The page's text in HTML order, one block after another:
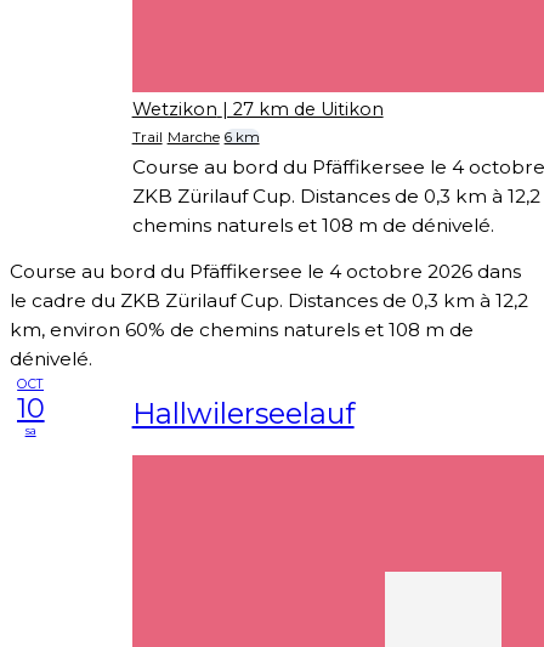
Wetzikon | 27 km de Uitikon
Trail Marche 6 km
Course au bord du Pfäffikersee le 4
ZKB Zürilauf Cup. Distances de 0,3 km à
chemins naturels et 108 m de dénivelé.
Course au bord du Pfäffikersee le 4 octobre 2026 dans
le cadre du ZKB Zürilauf Cup. Distances de 0,3 km à 12,2
km, environ 60% de chemins naturels et 108 m de
dénivelé.
OCT
10
sa Hallwilerseelauf